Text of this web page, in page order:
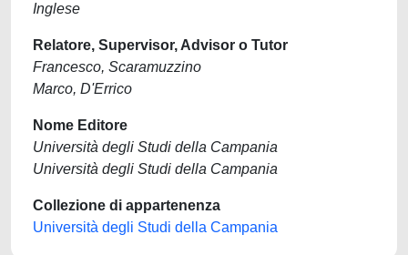
Inglese
Relatore, Supervisor, Advisor o Tutor
Francesco, Scaramuzzino
Marco, D'Errico
Nome Editore
Università degli Studi della Campania
Università degli Studi della Campania
Collezione di appartenenza
Università degli Studi della Campania